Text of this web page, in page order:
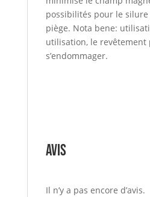
possibilités pour le
piège. Nota bene:
utilisation, le revêtement
s’endommager.
Avis
Il n’y a pas encore d’avis.